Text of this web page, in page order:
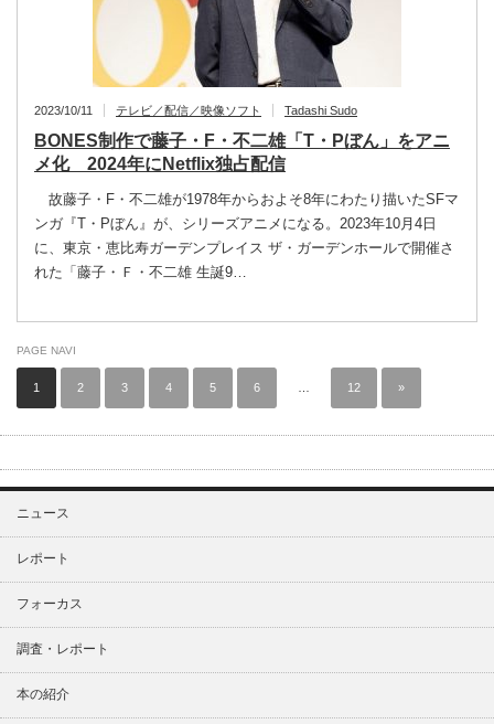
2023/10/11 テレビ／配信／映像ソフト Tadashi Sudo
BONES制作で藤子・F・不二雄「T・Pぼん」をアニ
メ化 2024年にNetflix独占配信
故藤子・F・不二雄が1978年からおよそ8年にわたり描いたSFマ
ンガ『T・Pぼん』が、シリーズアニメになる。2023年10月4日
に、東京・恵比寿ガーデンプレイス ザ・ガーデンホールで開催さ
れた「藤子・Ｆ・不二雄 生誕9…
PAGE NAVI
1 2 3 4 5 6 12 »
ニュース
レポート
フォーカス
調査・レポート
本の紹介